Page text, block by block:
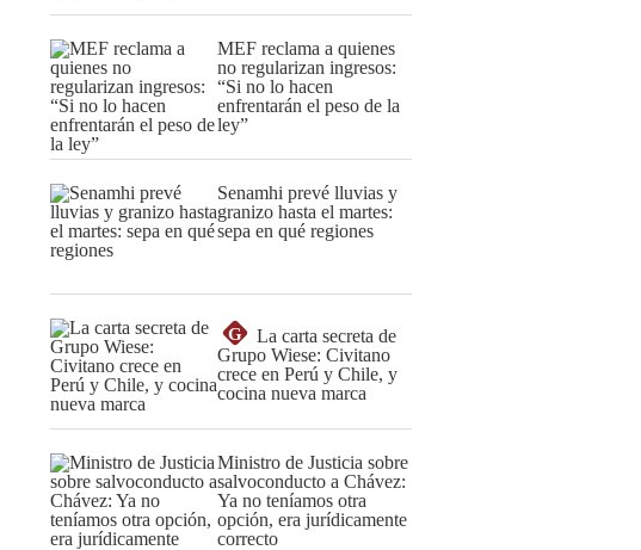
MEF reclama a quienes
no regularizan ingresos:
“Si no lo hacen
enfrentarán el peso de la
ley”
Senamhi prevé lluvias y
granizo hasta el martes:
sepa en qué regiones
G
La carta secreta de
Grupo Wiese: Civitano
crece en Perú y Chile, y
cocina nueva marca
Ministro de Justicia sobre
salvoconducto a Chávez:
Ya no teníamos otra
opción, era jurídicamente
correcto